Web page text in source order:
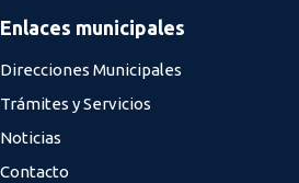
Enlaces municipales
Direcciones Municipales
Trámites y Servicios
Noticias
Contacto